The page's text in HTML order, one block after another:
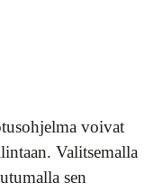
voivat
Valitsemalla
sen